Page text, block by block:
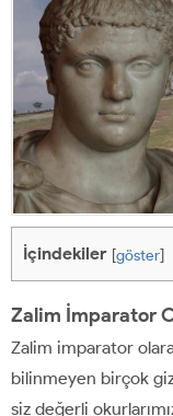
İçindekiler [göster]
Zalim İmparator
Zalim imparator
bilinmeyen birçok
siz değerli